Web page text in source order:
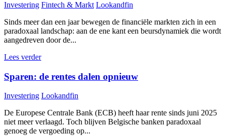
Investering Fintech & Markt Lookandfin
Sinds meer dan een jaar bewegen de financiële markten zich in een
paradoxaal landschap: aan de ene kant een beursdynamiek die wordt
aangedreven door de...
Lees verder
Sparen: de rentes dalen opnieuw
Investering Lookandfin
De Europese Centrale Bank (ECB) heeft haar rente sinds juni 2025
niet meer verlaagd. Toch blijven Belgische banken paradoxaal
genoeg de vergoeding op...